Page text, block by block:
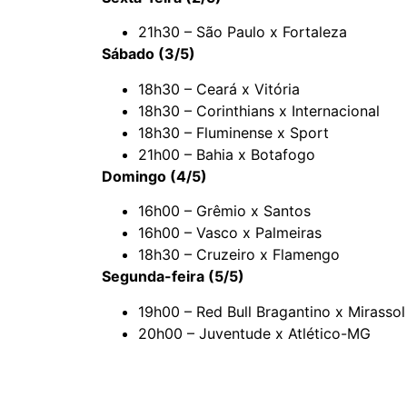
21h30 – São Paulo x Fortaleza
Sábado (3/5)
18h30 – Ceará x Vitória
18h30 – Corinthians x Internacional
18h30 – Fluminense x Sport
21h00 – Bahia x Botafogo
Domingo (4/5)
16h00 – Grêmio x Santos
16h00 – Vasco x Palmeiras
18h30 – Cruzeiro x Flamengo
Segunda-feira (5/5)
19h00 – Red Bull Bragantino x Mirassol
20h00 – Juventude x Atlético-MG